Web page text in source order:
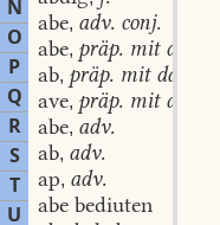
N
O
P
Q
R
S
T
U
abe, adv. conj.
abe, präp. mit dat.
ab, präp. mit dat.
ave, präp. mit dat.
abe, adv.
ab, adv.
ap, adv.
abe bediuten